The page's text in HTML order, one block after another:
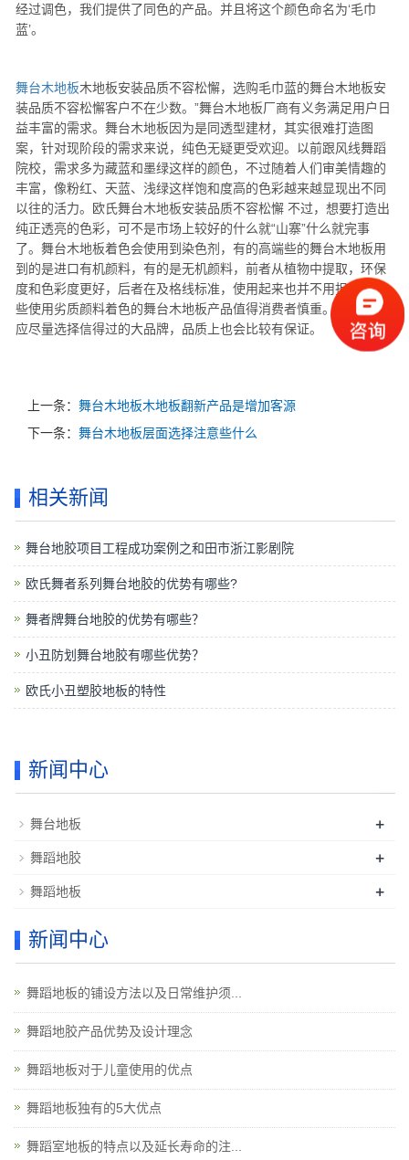
经过调色，我们提供了同色的产品。并且将这个颜色命名为‘毛巾
蓝’。
舞台木地板木地板安装品质不容松懈，选购毛巾蓝的舞台木地板安
装品质不容松懈客户不在少数。”舞台木地板厂商有义务满足用户日
益丰富的需求。舞台木地板因为是同透型建材，其实很难打造图
案，针对现阶段的需求来说，纯色无疑更受欢迎。以前跟风线舞蹈
院校，需求多为藏蓝和墨绿这样的颜色，不过随着人们审美情趣的
丰富，像粉红、天蓝、浅绿这样饱和度高的色彩越来越显现出不同
以往的活力。欧氏舞台木地板安装品质不容松懈 不过，想要打造出
纯正透亮的色彩，可不是市场上较好的什么就“山寨”什么就完事
了。舞台木地板着色会使用到染色剂，有的高端些的舞台木地板用
到的是进口有机颜料，有的是无机颜料，前者从植物中提取，环保
度和色彩度更好，后者在及格线标准，使用起来也并不用担忧。但
些使用劣质颜料着色的舞台木地板产品值得消费者慎重。选择时还
应尽量选择信得过的大品牌，品质上也会比较有保证。
上一条： 舞台木地板木地板翻新产品是增加客源
下一条： 舞台木地板层面选择注意些什么
相关新闻
舞台地胶项目工程成功案例之和田市浙江影剧院
欧氏舞者系列舞台地胶的优势有哪些?
舞者牌舞台地胶的优势有哪些？
小丑防划舞台地胶有哪些优势？
欧氏小丑塑胶地板的特性
新闻中心
舞台地板 +
舞蹈地胶 +
舞蹈地板 +
新闻中心
舞蹈地板的铺设方法以及日常维护须...
舞蹈地胶产品优势及设计理念
舞蹈地板对于儿童使用的优点
舞蹈地板独有的5大优点
舞蹈室地板的特点以及延长寿命的注...